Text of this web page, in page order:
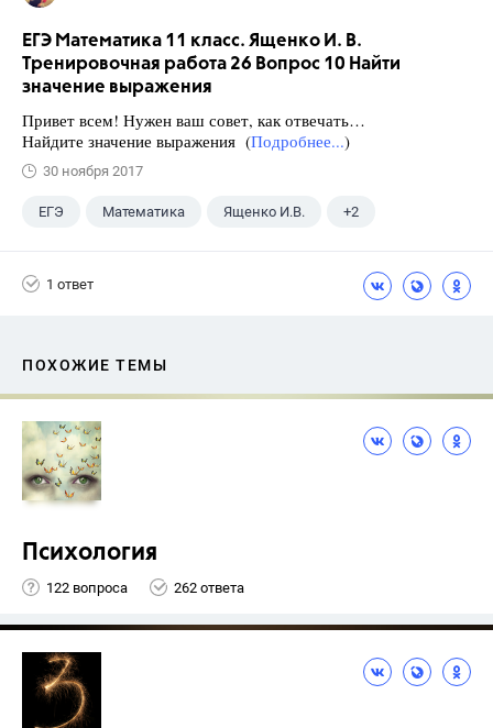
ЕГЭ Математика 11 класс. Ященко И. В.
Тренировочная работа 26 Вопрос 10 Найти
значение выражения
Привет всем! Нужен ваш совет, как отвечать…
Найдите значение выражения (Подробнее...)
30 ноября 2017
ЕГЭ Математика Ященко И.В. +2
1 ответ
ПОХОЖИЕ ТЕМЫ
Психология
122 вопроса 262 ответа